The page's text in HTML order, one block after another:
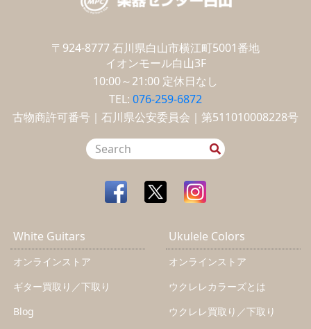
〒924-8777石川県白山市横江町5001番地
イオンモール白山3F
10:00～21:00 定休日なし
TEL: 076-259-6872
古物商許可番号｜石川県公安委員会｜第511010008228号
White Guitars
オンラインストア
ギター買取り／下取り
Blog
Ukulele Colors
オンラインストア
ウクレレカラーズとは
ウクレレ買取り／下取り